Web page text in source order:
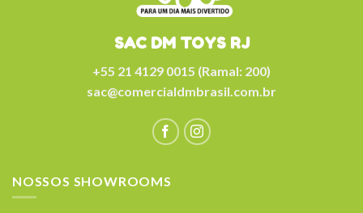
SAC DM TOYS RJ
+55 21 4129 0015 (Ramal: 200)
sac@comercialdmbrasil.com.br
NOSSOS SHOWROOMS